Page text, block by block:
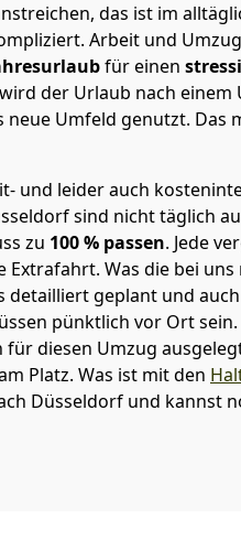
das ist im
Arbeit und
für einen
der Urlaub nach einem
neue Umfeld genutzt. Das
und leider auch
sind nicht täglich
zu 100 % passen. Jede
Extrafahrt. Was die bei
detailliert geplant und
pünktlich vor Ort
diesen Umzug
Platz. Was ist mit den
Düsseldorf und kannst